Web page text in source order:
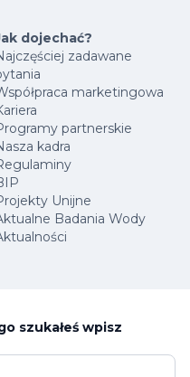
dojechać?
zadawane
marketingowa
partnerskie
kadra
Unijne
Badania Wody
szukałeś wpisz